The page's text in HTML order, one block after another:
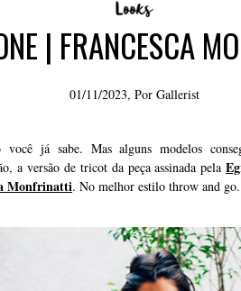
| FRANCESCA
01/11/2023, Por Gallerist
já sabe. Mas alguns modelos
a versão de tricot da peça assinada pela
Monfrinatti. No melhor estilo throw and